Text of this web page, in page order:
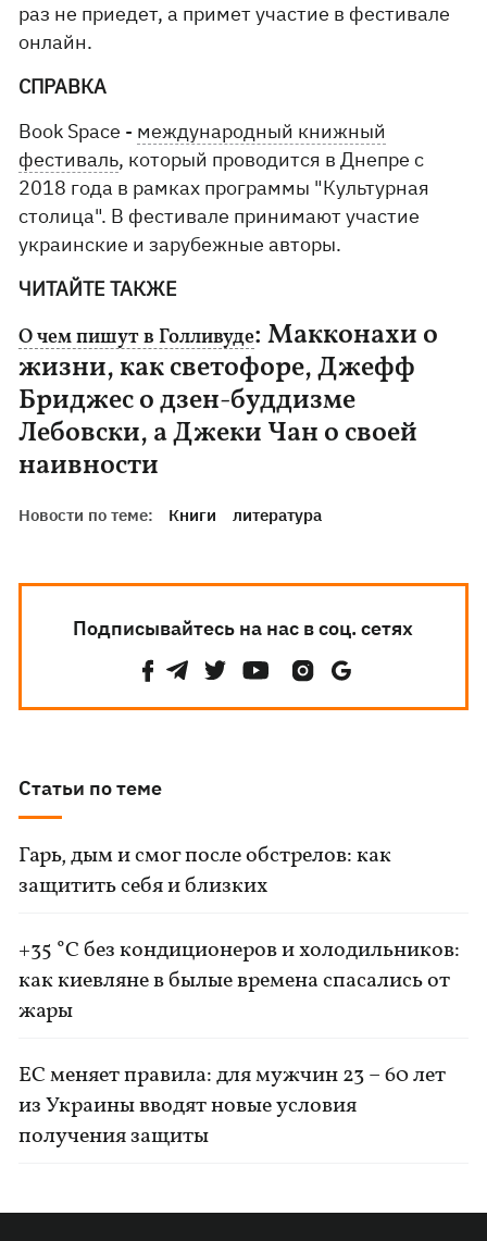
раз не приедет, а примет участие в фестивале
онлайн.
СПРАВКА
Book Space - международный книжный
фестиваль, который проводится в Днепре с
2018 года в рамках программы "Культурная
столица". В фестивале принимают участие
украинские и зарубежные авторы.
ЧИТАЙТЕ ТАКЖЕ
О чем пишут в Голливуде: Макконахи о
жизни, как светофоре, Джефф
Бриджес о дзен-буддизме
Лебовски, а Джеки Чан о своей
наивности
Новости по теме: Книги литература
Подписывайтесь на нас в соц. сетях
Статьи по теме
Гарь, дым и смог после обстрелов: как
защитить себя и близких
+35 °C без кондиционеров и холодильников:
как киевляне в былые времена спасались от
жары
ЕС меняет правила: для мужчин 23 – 60 лет
из Украины вводят новые условия
получения защиты